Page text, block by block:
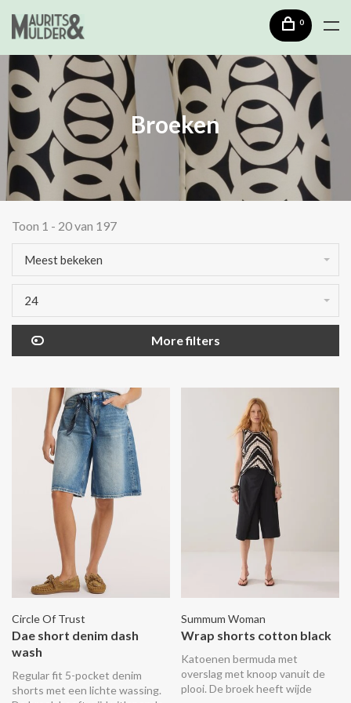
0
Broeken
Toon 1 - 20 van 197
Meest bekeken
24
More filters
Circle Of Trust
Dae short denim dash
wash
Regular fit 5-pocket denim
shorts met een lichte wassing.
Summum Woman
Wrap shorts cotton black
Katoenen bermuda met
overslag met knoop vanuit de
plooi. De broek heeft wijde